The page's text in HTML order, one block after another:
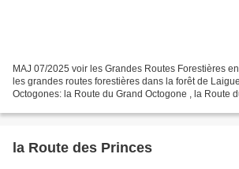
MAJ 07/2025 voir les Grandes Routes Forestières
les grandes routes forestières dans la forêt de
Octogones: la Route du Grand Octogone , la Route
la Route des Princes